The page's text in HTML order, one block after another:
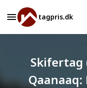
tagpris.dk